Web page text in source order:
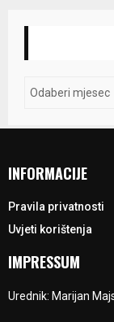
INFORMACIJE
Pravila privatnosti
Uvjeti korištenja
IMPRESSUM
Urednik: Marijan